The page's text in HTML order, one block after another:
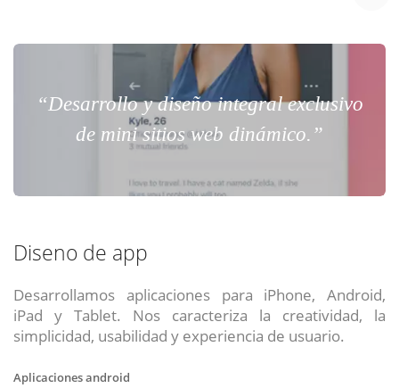
“Desarrollo y diseño integral exclusivo
de mini sitios web dinámico.”
Diseno de app
Desarrollamos aplicaciones para iPhone, Android,
iPad y Tablet. Nos caracteriza la creatividad, la
simplicidad, usabilidad y experiencia de usuario.
Aplicaciones android